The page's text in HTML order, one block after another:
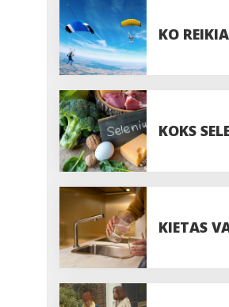
KO
KOKS
KIETAS